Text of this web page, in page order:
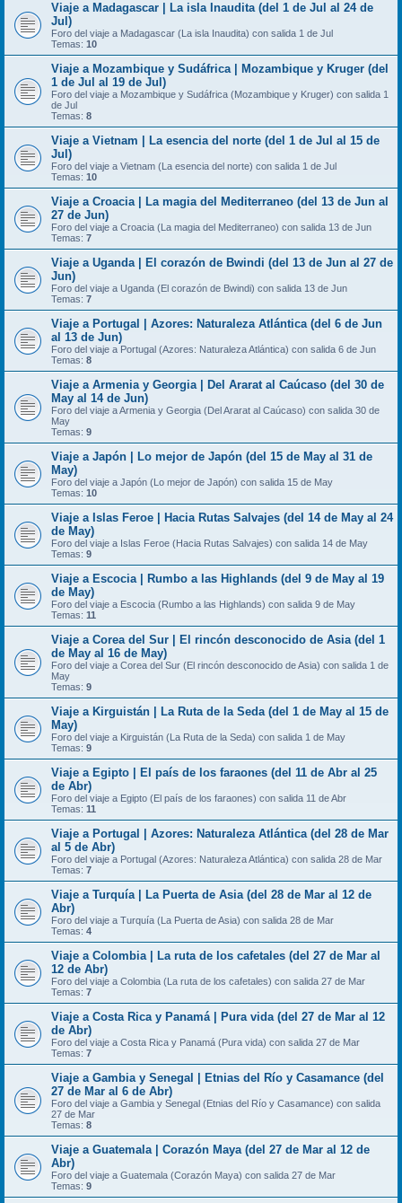
Viaje a Madagascar | La isla Inaudita (del 1 de Jul al 24 de
Jul)
Foro del viaje a Madagascar (La isla Inaudita) con salida 1 de Jul
Temas: 10
Viaje a Mozambique y Sudáfrica | Mozambique y Kruger (del
1 de Jul al 19 de Jul)
Foro del viaje a Mozambique y Sudáfrica (Mozambique y Kruger) con salida 1
de Jul
Temas: 8
Viaje a Vietnam | La esencia del norte (del 1 de Jul al 15 de
Jul)
Foro del viaje a Vietnam (La esencia del norte) con salida 1 de Jul
Temas: 10
Viaje a Croacia | La magia del Mediterraneo (del 13 de Jun al
27 de Jun)
Foro del viaje a Croacia (La magia del Mediterraneo) con salida 13 de Jun
Temas: 7
Viaje a Uganda | El corazón de Bwindi (del 13 de Jun al 27 de
Jun)
Foro del viaje a Uganda (El corazón de Bwindi) con salida 13 de Jun
Temas: 7
Viaje a Portugal | Azores: Naturaleza Atlántica (del 6 de Jun
al 13 de Jun)
Foro del viaje a Portugal (Azores: Naturaleza Atlántica) con salida 6 de Jun
Temas: 8
Viaje a Armenia y Georgia | Del Ararat al Caúcaso (del 30 de
May al 14 de Jun)
Foro del viaje a Armenia y Georgia (Del Ararat al Caúcaso) con salida 30 de
May
Temas: 9
Viaje a Japón | Lo mejor de Japón (del 15 de May al 31 de
May)
Foro del viaje a Japón (Lo mejor de Japón) con salida 15 de May
Temas: 10
Viaje a Islas Feroe | Hacia Rutas Salvajes (del 14 de May al 24
de May)
Foro del viaje a Islas Feroe (Hacia Rutas Salvajes) con salida 14 de May
Temas: 9
Viaje a Escocia | Rumbo a las Highlands (del 9 de May al 19
de May)
Foro del viaje a Escocia (Rumbo a las Highlands) con salida 9 de May
Temas: 11
Viaje a Corea del Sur | El rincón desconocido de Asia (del 1
de May al 16 de May)
Foro del viaje a Corea del Sur (El rincón desconocido de Asia) con salida 1 de
May
Temas: 9
Viaje a Kirguistán | La Ruta de la Seda (del 1 de May al 15 de
May)
Foro del viaje a Kirguistán (La Ruta de la Seda) con salida 1 de May
Temas: 9
Viaje a Egipto | El país de los faraones (del 11 de Abr al 25
de Abr)
Foro del viaje a Egipto (El país de los faraones) con salida 11 de Abr
Temas: 11
Viaje a Portugal | Azores: Naturaleza Atlántica (del 28 de Mar
al 5 de Abr)
Foro del viaje a Portugal (Azores: Naturaleza Atlántica) con salida 28 de Mar
Temas: 7
Viaje a Turquía | La Puerta de Asia (del 28 de Mar al 12 de
Abr)
Foro del viaje a Turquía (La Puerta de Asia) con salida 28 de Mar
Temas: 4
Viaje a Colombia | La ruta de los cafetales (del 27 de Mar al
12 de Abr)
Foro del viaje a Colombia (La ruta de los cafetales) con salida 27 de Mar
Temas: 7
Viaje a Costa Rica y Panamá | Pura vida (del 27 de Mar al 12
de Abr)
Foro del viaje a Costa Rica y Panamá (Pura vida) con salida 27 de Mar
Temas: 7
Viaje a Gambia y Senegal | Etnias del Río y Casamance (del
27 de Mar al 6 de Abr)
Foro del viaje a Gambia y Senegal (Etnias del Río y Casamance) con salida
27 de Mar
Temas: 8
Viaje a Guatemala | Corazón Maya (del 27 de Mar al 12 de
Abr)
Foro del viaje a Guatemala (Corazón Maya) con salida 27 de Mar
Temas: 9